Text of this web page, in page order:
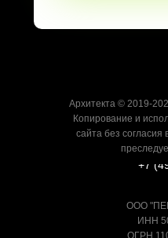
+7
ООО
ИНН
Архитекта © 2019-
Копирование и
сайта без